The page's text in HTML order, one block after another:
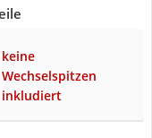
keine
Wechselspitzen
inkludiert